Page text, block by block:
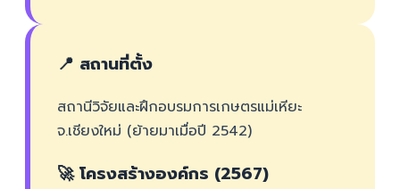
📍 สถานที่ตั้ง
สถานีวิจัยและฝึกอบรมการเกษตรแม่เหียะ
จ.เชียงใหม่ (ย้ายมาเมื่อปี 2542)
🚀 โครงสร้างองค์กร (2567)